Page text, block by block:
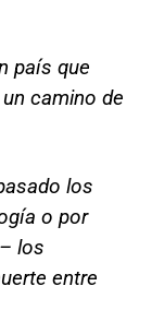
país que
camino de
los
o por
los
entre